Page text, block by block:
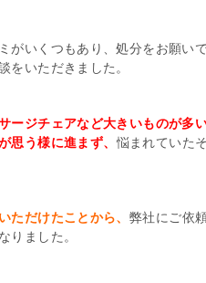
がいくつもあり、処分をお願い
をいただきました。
ージチェアなど大きいものが多
思う様に進まず、悩まれていた
ただけたことから、 弊社にご依
りました。